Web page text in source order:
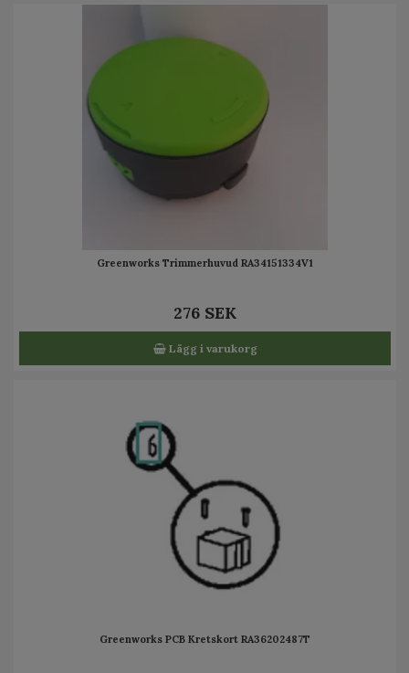
Greenworks Trimmerhuvud RA34151334V1
276 SEK
Lägg i varukorg
Greenworks PCB Kretskort RA36202487T